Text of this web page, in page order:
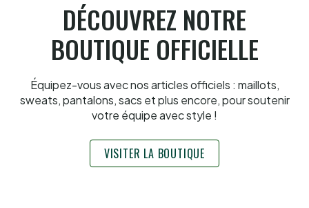
DÉCOUVREZ NOTRE
BOUTIQUE OFFICIELLE
Équipez-vous avec nos articles officiels : maillots,
sweats, pantalons, sacs et plus encore, pour soutenir
votre équipe avec style !
VISITER LA BOUTIQUE